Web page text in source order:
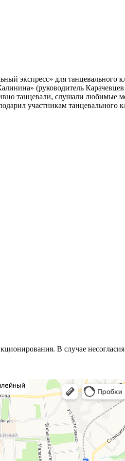
экспресс» для танцевального
(руководитель
танцевали, слушали любимые
участникам танцевального
В случае